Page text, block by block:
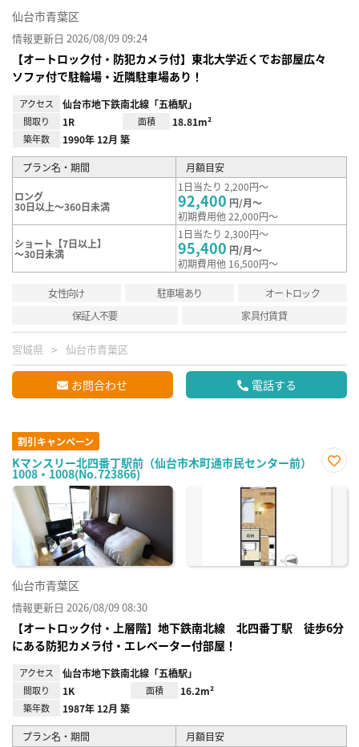
仙台市青葉区
情報更新日 2026/08/09 09:24
【オートロック付・防犯カメラ付】東北大学近くでお部屋広々
ソファ付で駐輪場・近隣駐車場あり！
アクセス 仙台市地下鉄南北線「五橋駅」
間取り 1R 面積 18.81m²
築年数 1990年 12月 築
プラン名・期間 月額目安
ロング
30日以上～360日未満
1日当たり 2,200円～
92,400 円/月～
初期費用他 22,000円～
ショート【7日以上】
～30日未満
1日当たり 2,300円～
95,400 円/月～
初期費用他 16,500円～
女性向け 駐車場あり
オートロック
保証人不要
家具付賃貸
宮城県 仙台市青葉区
お問合わせ 電話する
割引キャンペーン
Kマンスリー北四番丁駅前（仙台市木町通市民センター前）
1008・1008(No.723866)
に入
仙台市青葉区
情報更新日 2026/08/09 08:30
【オートロック付・上層階】地下鉄南北線 北四番丁駅 徒歩6分
にある防犯カメラ付・エレベーター付部屋！
アクセス 仙台市地下鉄南北線「五橋駅」
間取り 1K 面積 16.2m²
築年数 1987年 12月 築
プラン名・期間 月額目安